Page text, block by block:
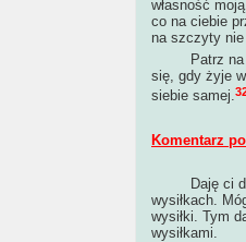
własność
co na ciebie
na szczyty
Patrz na
się, gdy żyje
siebie samej.
Komentarz
Daję ci
wysiłkach.
wysiłki. Tym
wysiłkami.